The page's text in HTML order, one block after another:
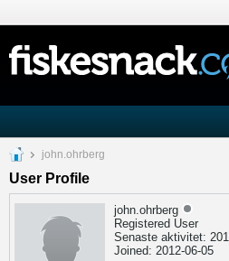
john.ohrberg
User Profile
john.ohrberg
Registered User
Senaste aktivitet:
Joined: 2012-06-05